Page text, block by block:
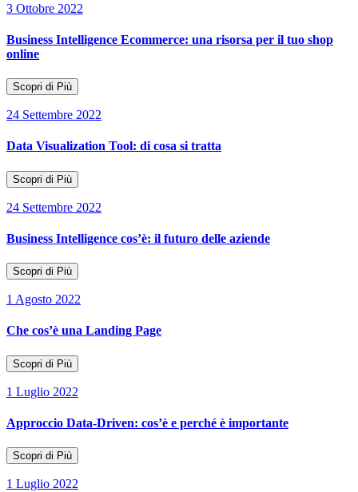
3 Ottobre 2022
Business Intelligence Ecommerce: una risorsa per il tuo shop
online
Scopri di Più
24 Settembre 2022
Data Visualization Tool: di cosa si tratta
Scopri di Più
24 Settembre 2022
Business Intelligence cos’è: il futuro delle aziende
Scopri di Più
1 Agosto 2022
Che cos’è una Landing Page
Scopri di Più
1 Luglio 2022
Approccio Data-Driven: cos’è e perché è importante
Scopri di Più
1 Luglio 2022